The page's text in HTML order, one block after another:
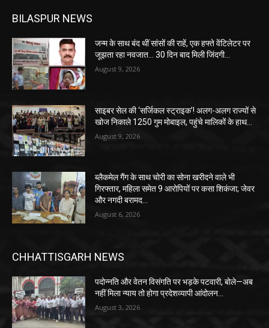
BILASPUR NEWS
जन्म के साथ बंद थीं सांसों की राहें, एक हफ्ते वेंटिलेटर पर
जूझता रहा नवजात… 30 दिन बाद मिली जिंदगी…
August 9, 2026
साइबर सेल की ‘सर्जिकल स्ट्राइक’! अलग-अलग राज्यों से
खोज निकाले 1250 गुम मोबाइल, पहुंचे मालिकों के हाथ…
August 9, 2026
ब्लैकमेल गैंग के साथ चोरी का सोना खरीदने वाले भी
गिरफ्तार, महिला समेत 9 आरोपियों पर कसा शिकंजा; जेवर
और नगदी बरामद…
August 6, 2026
CHHATTISGARH NEWS
पदोन्नति और वेतन विसंगति पर भड़के पटवारी, बोले—अब
नहीं मिला न्याय तो होगा प्रदेशव्यापी आंदोलन…
August 3, 2026